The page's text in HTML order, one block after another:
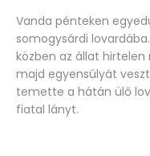
Vanda pénteken
somogysárdi
közben az állat
majd egyensúlyát
temette a hátán ülő
fiatal lányt.